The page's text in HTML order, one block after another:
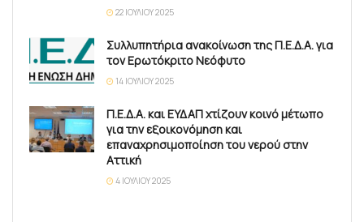
22 ΙΟΥΛΊΟΥ 2025
Συλλυπητήρια ανακοίνωση της Π.Ε.Δ.Α. για
τον Ερωτόκριτο Νεόφυτο
14 ΙΟΥΛΊΟΥ 2025
Π.Ε.Δ.Α. και ΕΥΔΑΠ χτίζουν κοινό μέτωπο
για την εξοικονόμηση και
επαναχρησιμοποίηση του νερού στην
Αττική
4 ΙΟΥΛΊΟΥ 2025